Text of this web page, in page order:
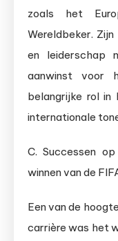
zoals het
Wereldbeker.
en leiderschap
aanwinst voor
belangrijke rol
internationale
C. Successen
winnen van de
Een van de
carrière was het